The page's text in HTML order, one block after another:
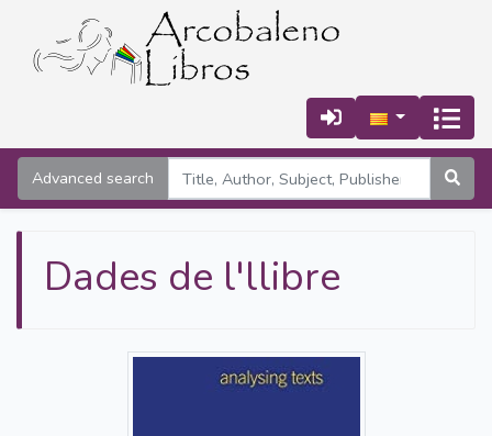
Advanced search
Dades de l'llibre